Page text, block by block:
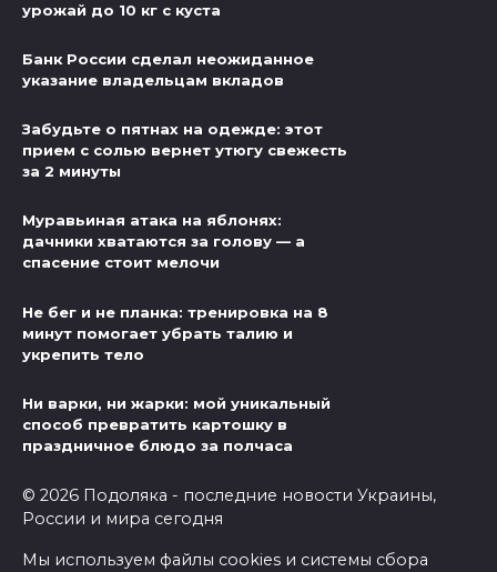
урожай до 10 кг с куста
Банк России сделал неожиданное
указание владельцам вкладов
Забудьте о пятнах на одежде: этот
прием с солью вернет утюгу свежесть
за 2 минуты
Муравьиная атака на яблонях:
дачники хватаются за голову — а
спасение стоит мелочи
Не бег и не планка: тренировка на 8
минут помогает убрать талию и
укрепить тело
Ни варки, ни жарки: мой уникальный
способ превратить картошку в
праздничное блюдо за полчаса
© 2026 Подоляка - последние новости Украины,
России и мира сегодня
Мы используем файлы cookies и системы сбора